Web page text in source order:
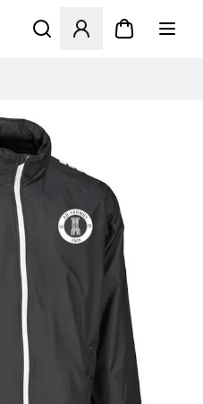
Öppnar en Modal för att